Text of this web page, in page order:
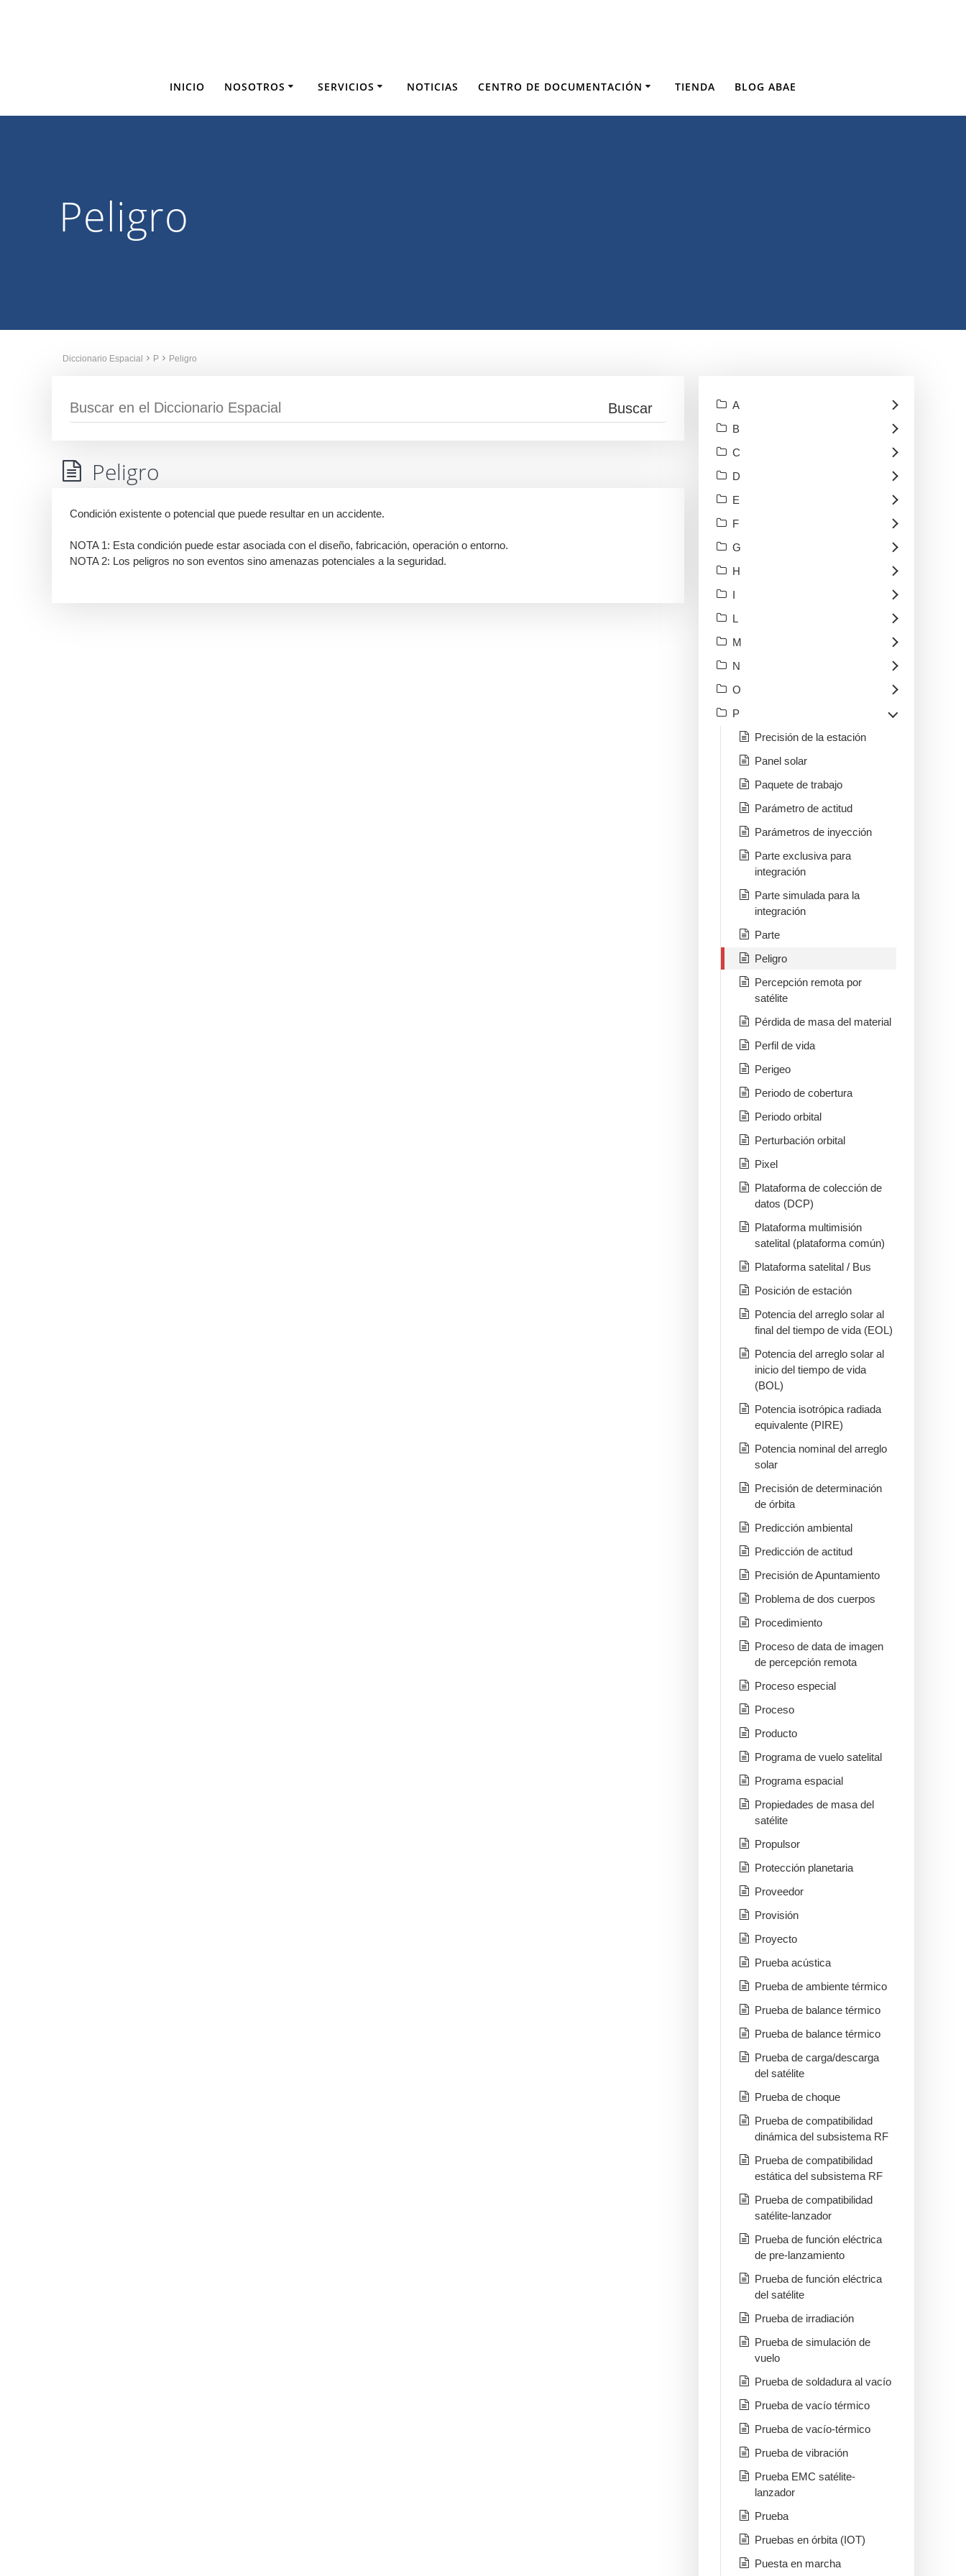
INICIO NOSOTROS SERVICIOS NOTICIAS CENTRO DE DOCUMENTACIÓN TIENDA BLOG ABAE
Peligro
Diccionario Espacial P Peligro
Peligro
Condición existente o potencial que puede resultar en un accidente.
NOTA 1: Esta condición puede estar asociada con el diseño, fabricación, operación o entorno.
NOTA 2: Los peligros no son eventos sino amenazas potenciales a la seguridad.
A
B
C
D
E
F
G
H
I
L
M
N
O
P
Precisión de la estación
Panel solar
Paquete de trabajo
Parámetro de actitud
Parámetros de inyección
Parte exclusiva para
integración
Parte simulada para la
integración
Parte
Peligro
Percepción remota por
satélite
Pérdida de masa del material
Perfil de vida
Perigeo
Periodo de cobertura
Periodo orbital
Perturbación orbital
Pixel
Plataforma de colección de
datos (DCP)
Plataforma multimisión
satelital (plataforma común)
Plataforma satelital / Bus
Posición de estación
Potencia del arreglo solar al
final del tiempo de vida (EOL)
Potencia del arreglo solar al
inicio del tiempo de vida
(BOL)
Potencia isotrópica radiada
equivalente (PIRE)
Potencia nominal del arreglo
solar
Precisión de determinación
de órbita
Predicción ambiental
Predicción de actitud
Precisión de Apuntamiento
Problema de dos cuerpos
Procedimiento
Proceso de data de imagen
de percepción remota
Proceso especial
Proceso
Producto
Programa de vuelo satelital
Programa espacial
Propiedades de masa del
satélite
Propulsor
Protección planetaria
Proveedor
Provisión
Proyecto
Prueba acústica
Prueba de ambiente térmico
Prueba de balance térmico
Prueba de balance térmico
Prueba de carga/descarga
del satélite
Prueba de choque
Prueba de compatibilidad
dinámica del subsistema RF
Prueba de compatibilidad
estática del subsistema RF
Prueba de compatibilidad
satélite-lanzador
Prueba de función eléctrica
de pre-lanzamiento
Prueba de función eléctrica
del satélite
Prueba de irradiación
Prueba de simulación de
vuelo
Prueba de soldadura al vacío
Prueba de vacío térmico
Prueba de vacío-térmico
Prueba de vibración
Prueba EMC satélite-
lanzador
Prueba
Pruebas en órbita (IOT)
Puesta en marcha